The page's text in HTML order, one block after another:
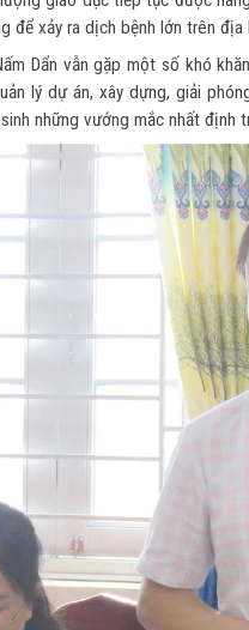
để xảy ra dịch bệnh lớn trên địa
Dẩn vẫn gặp một số khó
lý dự án, xây dựng, giải
những vướng mắc nhất định